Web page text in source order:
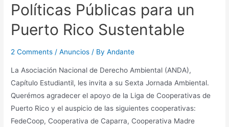
Políticas Públicas para un
Puerto Rico Sustentable
2 Comments /Anuncios / ByAndante
La Asociación Nacional de Derecho Ambiental (ANDA),
Capítulo Estudiantil, les invita a su Sexta Jornada Ambiental.
Querémos agradecer el apoyo de la Liga de Cooperativas de
Puerto Rico y el auspicio de las siguientes cooperativas:
FedeCoop, Cooperativa de Caparra, Cooperativa Madre